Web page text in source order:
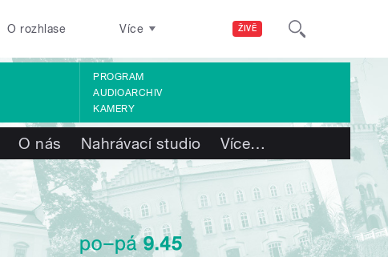
ŽIVĚ
O rozhlase Více
PROGRAM
AUDIOARCHIV
KAMERY
O nás Nahrávací studio Více…